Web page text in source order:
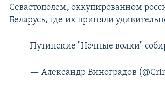
Севастополем, оккупированном
Беларусь, где их приняли
Путинские "Ночные волки"
— Александр Виноградов